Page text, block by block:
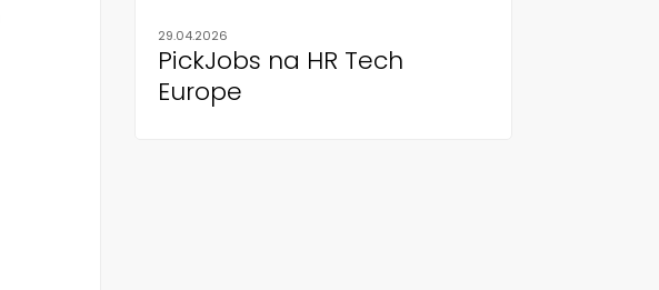
29.04.2026
PickJobs na HR Tech
Europe